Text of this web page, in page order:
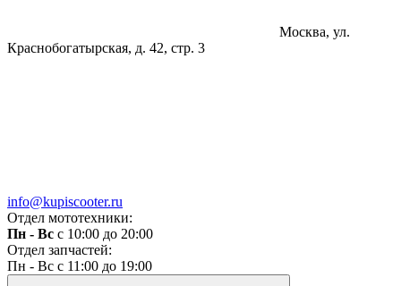
Москва, ул.
Краснобогатырская, д. 42, стр. 3
info@kupiscooter.ru
Отдел мототехники:
Пн - Вс с 10:00 до 20:00
Отдел запчастей:
Пн - Вс с 11:00 до 19:00